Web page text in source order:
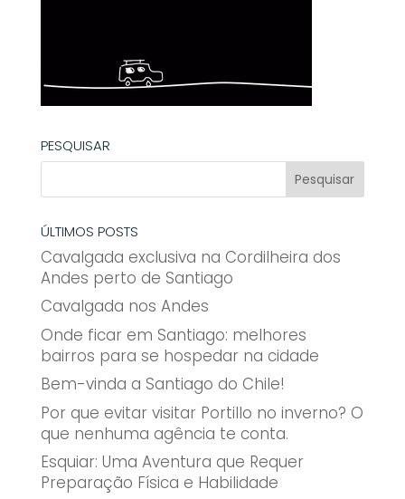
PESQUISAR
ÚLTIMOS POSTS
Cavalgada exclusiva na Cordilheira dos
Andes perto de Santiago
Cavalgada nos Andes
Onde ficar em Santiago: melhores
bairros para se hospedar na cidade
Bem-vinda a Santiago do Chile!
Por que evitar visitar Portillo no inverno? O
que nenhuma agência te conta.
Esquiar: Uma Aventura que Requer
Preparação Física e Habilidade